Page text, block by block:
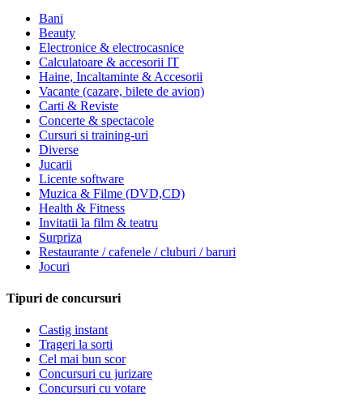
Bani
Beauty
Electronice & electrocasnice
Calculatoare & accesorii IT
Haine, Incaltaminte & Accesorii
Vacante (cazare, bilete de avion)
Carti & Reviste
Concerte & spectacole
Cursuri si training-uri
Diverse
Jucarii
Licente software
Muzica & Filme (DVD,CD)
Health & Fitness
Invitatii la film & teatru
Surpriza
Restaurante / cafenele / cluburi / baruri
Jocuri
Tipuri de concursuri
Castig instant
Trageri la sorti
Cel mai bun scor
Concursuri cu jurizare
Concursuri cu votare